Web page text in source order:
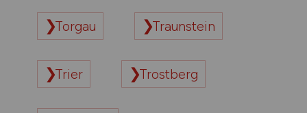
Torgau Traunstein
Trier Trostberg